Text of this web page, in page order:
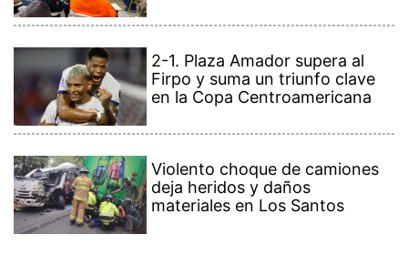
2-1. Plaza Amador supera al
Firpo y suma un triunfo clave
en la Copa Centroamericana
Violento choque de camiones
deja heridos y daños
materiales en Los Santos